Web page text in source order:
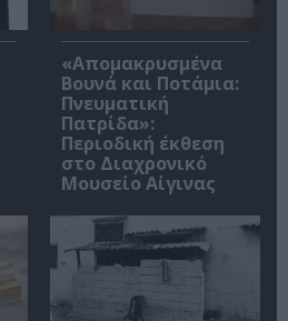
«Απομακρυσμένα
Βουνά και Ποτάμια:
Πνευματική
Πατρίδα»:
Περιοδική έκθεση
στο Διαχρονικό
Μουσείο Αίγινας